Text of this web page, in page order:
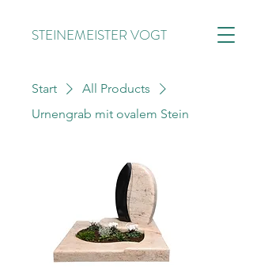
STEINEMEISTER VOGT
Start
All Products
Urnengrab mit ovalem Stein